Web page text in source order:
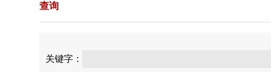
查询
关键字：